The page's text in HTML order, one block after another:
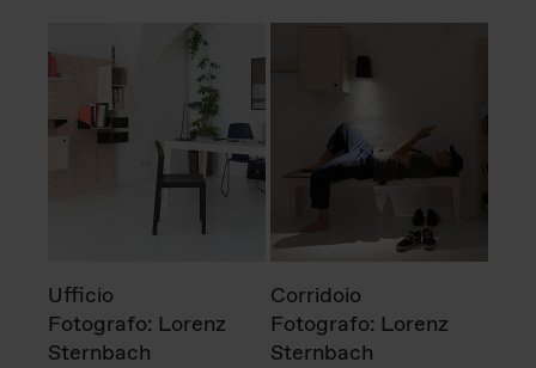
Ufficio
Fotografo: Lorenz
Sternbach
Corridoio
Fotografo: Lorenz
Sternbach